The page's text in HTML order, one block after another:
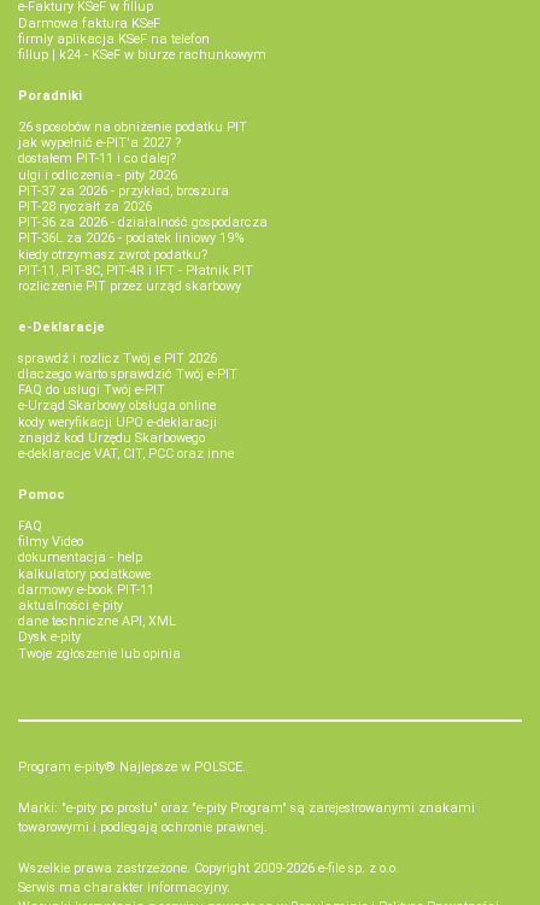
e‑Faktury KSeF w fillup
Darmowa faktura KSeF
firmly aplikacja KSeF na telefon
fillup | k24 - KSeF w biurze rachunkowym
Poradniki
26 sposobów na obniżenie podatku PIT
jak wypełnić e-PIT'a 2027 ?
dostałem PIT-11 i co dalej?
ulgi i odliczenia - pity 2026
PIT-37 za 2026 - przykład, broszura
PIT-28 ryczałt za 2026
PIT-36 za 2026 - działalność gospodarcza
PIT-36L za 2026 - podatek liniowy 19%
kiedy otrzymasz zwrot podatku?
PIT-11, PIT-8C, PIT-4R i IFT - Płatnik PIT
rozliczenie PIT przez urząd skarbowy
e-Deklaracje
sprawdź i rozlicz Twój e PIT 2026
dlaczego warto sprawdzić Twój e-PIT
FAQ do usługi Twój e-PIT
e-Urząd Skarbowy obsługa online
kody weryfikacji UPO e-deklaracji
znajdź kod Urzędu Skarbowego
e-deklaracje VAT, CIT, PCC oraz inne
Pomoc
FAQ
filmy Video
dokumentacja - help
kalkulatory podatkowe
darmowy e-book PIT-11
aktualności e-pity
dane techniczne API, XML
Dysk e-pity
Twoje zgłoszenie lub opinia
Program e-pity® Najlepsze w POLSCE.
Marki: "e-pity po prostu" oraz "e-pity Program" są zarejestrowanymi znakami
towarowymi i podlegają ochronie prawnej.
Wszelkie prawa zastrzeżone. Copyright 2009-2026 e-file sp. z o.o.
Serwis ma charakter informacyjny.